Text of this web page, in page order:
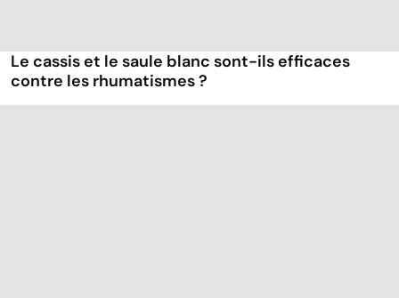
Le cassis et le saule blanc sont-ils efficaces
contre les rhumatismes ?